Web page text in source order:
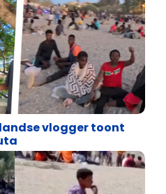
vlogger toont